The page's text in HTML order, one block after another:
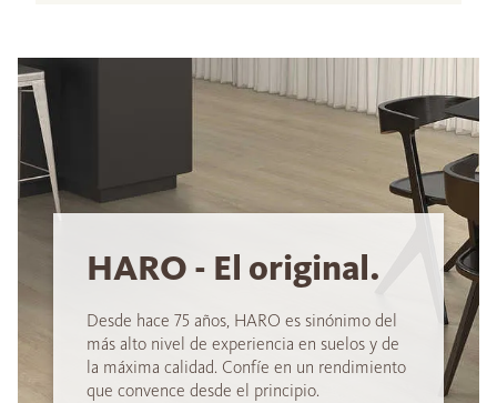
HARO - El original.
Desde hace 75 años, HARO es sinónimo del
más alto nivel de experiencia en suelos y de
la máxima calidad. Confíe en un rendimiento
que convence desde el principio.